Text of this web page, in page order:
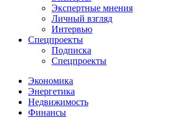
Экспертные мнения
Личный взгляд
Интервью
Спецпроекты
Подписка
Спецпроекты
Экономика
Энергетика
Недвижимость
Финансы